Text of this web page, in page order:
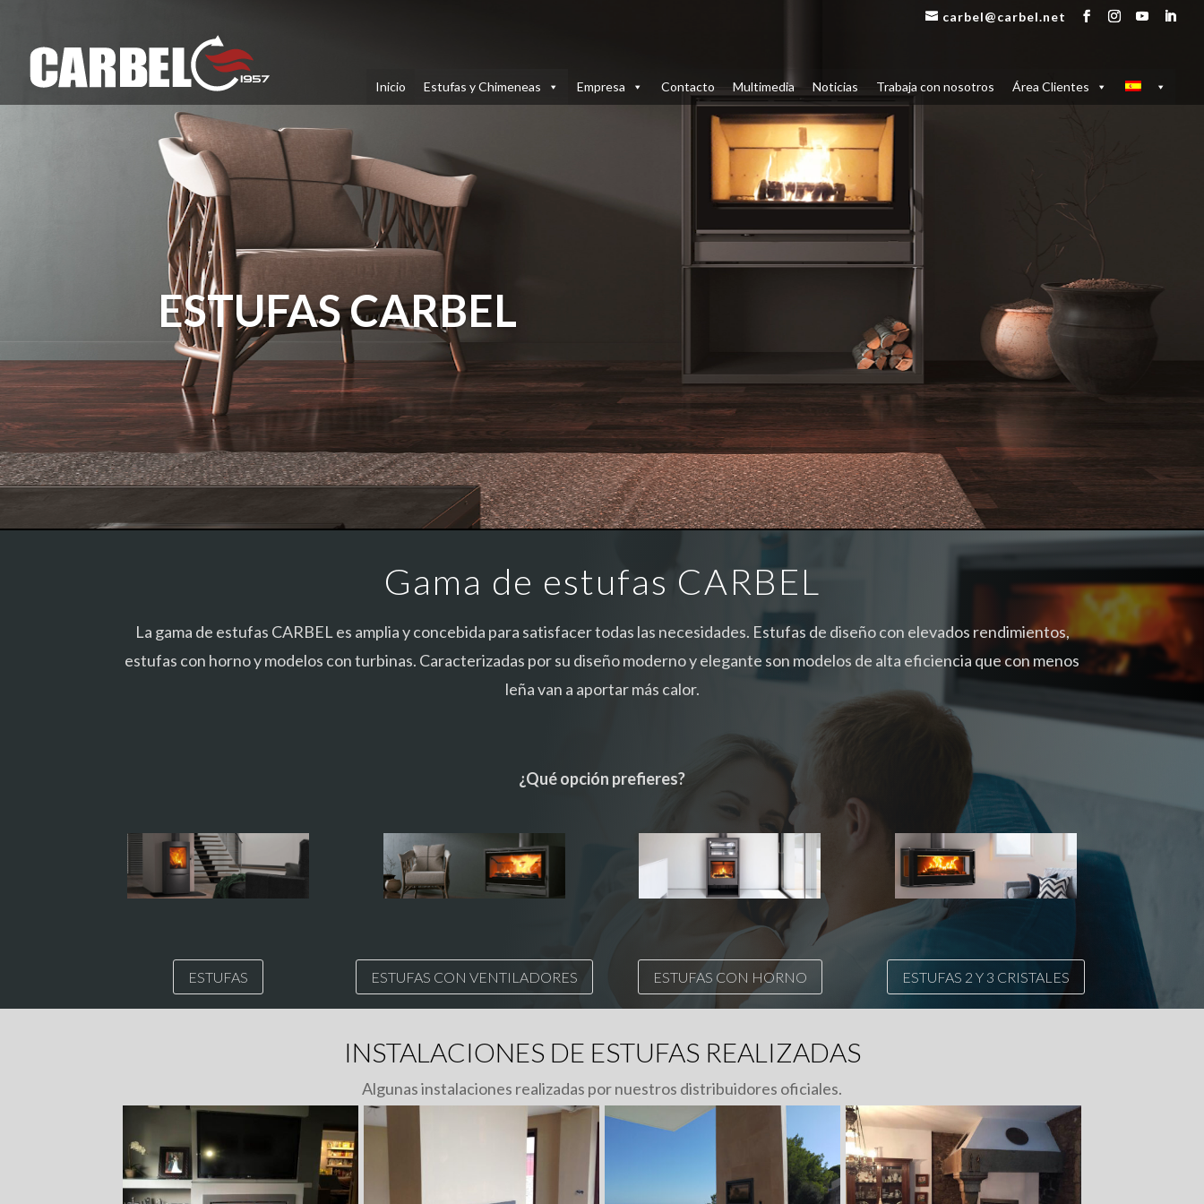
carbel@carbel.net
Inicio Estufas y Chimeneas Empresa Contacto Multimedia Noticias Trabaja con nosotros Área Clientes
ESTUFAS CARBEL
Gama de estufas CARBEL
La gama de estufas CARBEL es amplia y concebida para satisfacer todas las necesidades. Estufas de diseño con elevados rendimientos,
estufas con horno y modelos con turbinas. Caracterizadas por su diseño moderno y elegante son modelos de alta eficiencia que con menos
leña van a aportar más calor.
¿Qué opción prefieres?
ESTUFAS ESTUFAS CON VENTILADORES ESTUFAS CON HORNO ESTUFAS 2 Y 3 CRISTALES
INSTALACIONES DE ESTUFAS REALIZADAS
Algunas instalaciones realizadas por nuestros distribuidores oficiales.